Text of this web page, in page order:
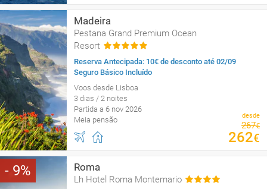
Madeira
Pestana Grand Premium Ocean
Resort
Reserva Antecipada: 10€ de desconto até 02/09
Seguro Básico Incluído
Voos desde Lisboa
3 dias / 2 noites
Partida a 6 nov 2026
Meia pensão
desde
267€
262€
9 Roma
Lh Hotel Roma Montemario